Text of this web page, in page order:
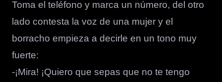
Toma el teléfono y marca un número, del otro
lado contesta la voz de una mujer y el
borracho empieza a decirle en un tono muy
fuerte:
-¡Mira! ¡Quiero que sepas que no te tengo